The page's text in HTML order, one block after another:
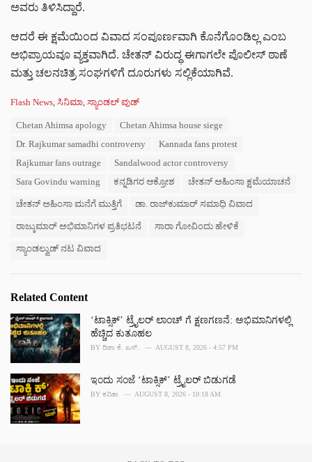
ಅವರು ತಿಳಿಸಿದ್ದಾರೆ.
ಆದರೆ ಈ ಕ್ಷಮೆಯಿಂದ ವಿವಾದ ಸಂಪೂರ್ಣವಾಗಿ ಕೊನೆಗೊಂಡಿಲ್ಲ ಎಂಬ
ಅಭಿಪ್ರಾಯವೂ ವ್ಯಕ್ತವಾಗಿದೆ. ಚೇತನ್ ವಿರುದ್ಧ ಈಗಾಗಲೇ ಪೊಲೀಸ್ ಠಾಣೆ
ಮತ್ತು ಚಲನಚಿತ್ರ ಸಂಘಗಳಿಗೆ ದೂರುಗಳು ಸಲ್ಲಿಕೆಯಾಗಿವೆ.
C
Flash News ಸಿನಿಮಾ ಸ್ಯಾಂಡಲ್ ವುಡ್
Chetan Ahimsa apology
Chetan Ahimsa house siege
Dr. Rajkumar samadhi controversy
Kannada fans protest
Rajkumar fans outrage
Sandalwood actor controversy
Sara Govindu warning
ಕನ್ನಡಿಗರ ಆಕ್ರೋಶ ಚೇತನ್ ಅಹಿಂಸಾ ಕ್ಷಮೆಯಾಚನೆ
ಚೇತನ್ ಅಹಿಂಸಾ ಮನೆಗೆ ಮುತ್ತಿಗೆ ಡಾ. ರಾಜ್‌ಕುಮಾರ್ ಸಮಾಧಿ ವಿವಾದ
ರಾಜ್ಕುಮಾರ್ ಅಭಿಮಾನಿಗಳ ಪ್ರತಿಭಟನೆ ಸಾರಾ ಗೋವಿಂದು ಹೇಳಿಕೆ
ಸ್ಯಾಂಡಲ್ವುಡ್ ನಟ ವಿವಾದ
Related Content
‘ಟಾಕ್ಸಿಕ್’ ಟ್ರೈಲರ್‌ ಲಾಂಚ್ ಗೆ ಕ್ಷಣಗಣನೆ: ಅಭಿಮಾನಿಗಳಲ್ಲಿ
ಹೆಚ್ಚಿದ ಕುತೂಹಲ
BY ದಿಶಾ ಕೆ. ಎಸ್. AUGUST 8, 2026 - 4:57 PM
ಇಂದು ಸಂಜೆ ‘ಟಾಕ್ಸಿಕ್’ ಟ್ರೈಲರ್ ಬಿಡುಗಡೆ
BY ಕವಿತಾ AUGUST 8, 2026 - 10:18 AM